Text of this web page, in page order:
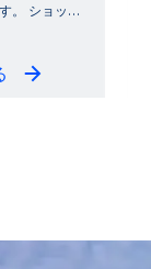
。 ショッ …